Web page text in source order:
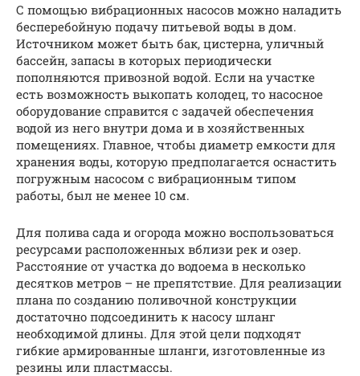
С помощью вибрационных насосов можно наладить
бесперебойную подачу питьевой воды в дом.
Источником может быть бак, цистерна, уличный
бассейн, запасы в которых периодически
пополняются привозной водой. Если на участке
есть возможность выкопать колодец, то насосное
оборудование справится с задачей обеспечения
водой из него внутри дома и в хозяйственных
помещениях. Главное, чтобы диаметр емкости для
хранения воды, которую предполагается оснастить
погружным насосом с вибрационным типом
работы, был не менее 10 см.
Для полива сада и огорода можно воспользоваться
ресурсами расположенных вблизи рек и озер.
Расстояние от участка до водоема в несколько
десятков метров – не препятствие. Для реализации
плана по созданию поливочной конструкции
достаточно подсоединить к насосу шланг
необходимой длины. Для этой цели подходят
гибкие армированные шланги, изготовленные из
резины или пластмассы.